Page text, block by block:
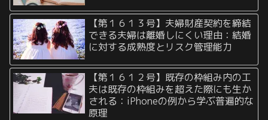
【第１６１３号】夫婦財産契約を締結
できる夫婦は離婚しにくい理由：結婚
に対する成熟度とリスク管理能力
【第１６１２号】既存の枠組み内の工
夫は既存の枠組みを超えた際にも生か
される：iPhoneの例から学ぶ普遍的な
原理